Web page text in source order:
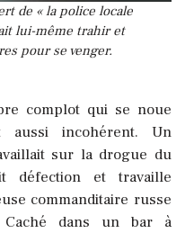
de « la police locale
lui-même trahir et
pour se venger.
complot qui se noue
incohérent. Un
sur la drogue du
défection et travaille
commanditaire russe
Caché dans un bar à